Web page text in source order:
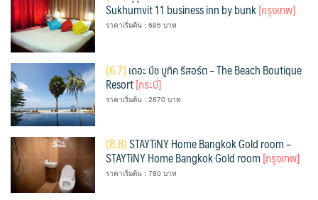
Sukhumvit 11 business inn by bunk[กรุงเทพ]
ราคาเริ่มต้น : 686 บาท
(6.7)เดอะ บีช บูทิค รีสอร์ต – The Beach Boutique
Resort[กระบี่]
ราคาเริ่มต้น : 2870 บาท
(8.8)STAYTiNY Home Bangkok Gold room –
STAYTiNY Home Bangkok Gold room[กรุงเทพ]
ราคาเริ่มต้น : 780 บาท